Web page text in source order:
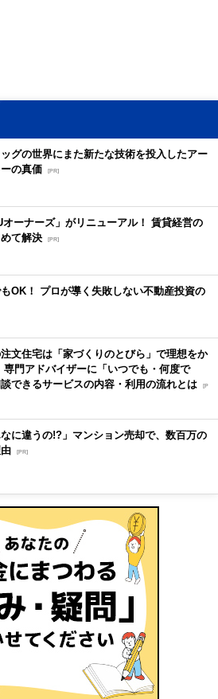
ッグの世界にまた新たな技術を投入したアー
ーの真価 [PR]
オーナーズ」がリニューアル！ 賃貸経営の
て解決 [PR]
OK！ プロが導く失敗しない不動産投資の
文住宅は「家づくりのとびら」で理想をか
専門アドバイザーに「いつでも・何度で
できるサービスの内容・利用の流れとは [P
なに違うの!?」マンション売却で、数百万の
[PR]